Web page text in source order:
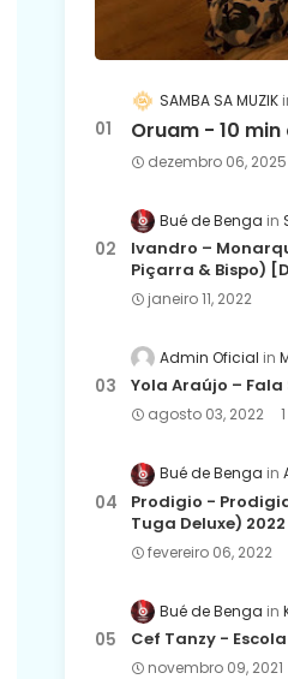
SAMBA SA MUZIK
Oruam - 10
dezembro 06, 2025
Bué de Benga
Ivandro –
Piçarra & Bispo)
janeiro 11, 2022
Admin Oficial
Yola Araújo – Fala
agosto 03, 2022 1
Bué de Benga
Prodigio -
Tuga Deluxe)
fevereiro 06, 2022
Bué de Benga
Cef Tanzy -
novembro 09, 2021